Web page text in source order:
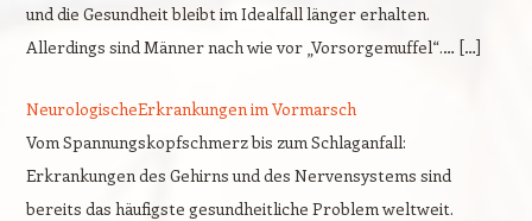
und die Gesundheit bleibt im Idealfall länger erhalten.
Allerdings sind Männer nach wie vor „Vorsorgemuffel“.… […]
NeurologischeErkrankungen im Vormarsch
Vom Spannungskopfschmerz bis zum Schlaganfall:
Erkrankungen des Gehirns und des Nervensystems sind
bereits das häufigste gesundheitliche Problem weltweit.